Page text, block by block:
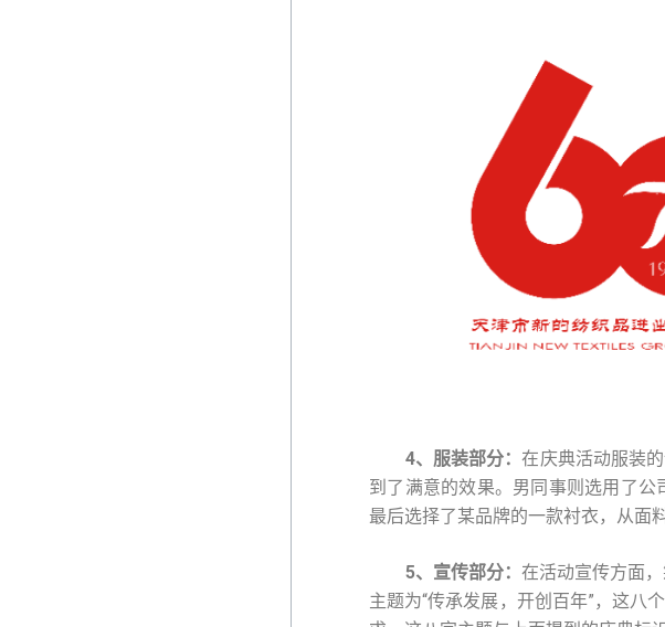
4、服装部分：在庆典活动服装
到了满意的效果。男同事则选用了公
最后选择了某品牌的一款衬衣，从面
5、宣传部分： 在活动宣传方面
主题为“传承发展，开创百年”，这八